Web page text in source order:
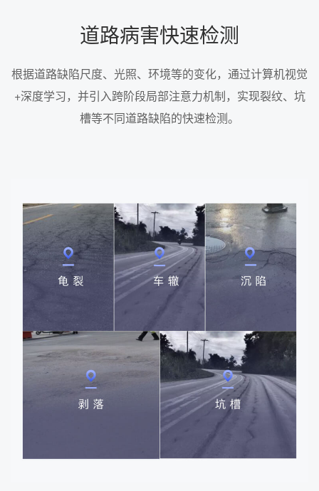
道路病害快速检测
根据道路缺陷尺度、光照、环境等的变化，通过计算机视觉
+深度学习，并引入跨阶段局部注意力机制，实现裂纹、坑
槽等不同道路缺陷的快速检测。